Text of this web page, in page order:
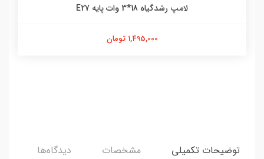
لامپ رشدگیاه 18*3 وات پایه E27
1,495,000 تومان
توضیحات تکمیلی مشخصات دیدگاه‌ها